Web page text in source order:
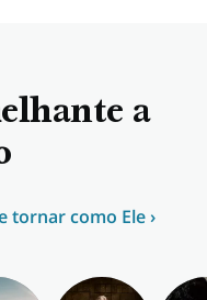
a
tornar como Ele ›